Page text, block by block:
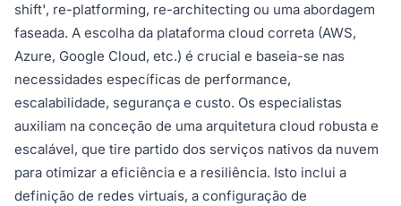
shift', re-platforming, re-architecting ou uma abordagem
faseada. A escolha da plataforma cloud correta (AWS,
Azure, Google Cloud, etc.) é crucial e baseia-se nas
necessidades específicas de performance,
escalabilidade, segurança e custo. Os especialistas
auxiliam na conceção de uma arquitetura cloud robusta e
escalável, que tire partido dos serviços nativos da nuvem
para otimizar a eficiência e a resiliência. Isto inclui a
definição de redes virtuais, a configuração de